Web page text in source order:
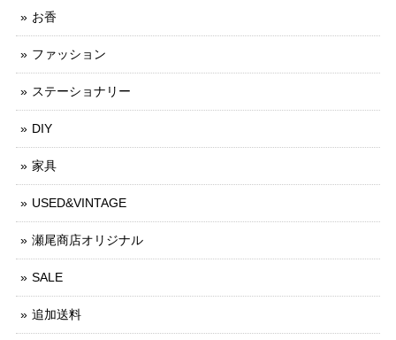
お香
ファッション
ステーショナリー
DIY
家具
USED&VINTAGE
瀬尾商店オリジナル
SALE
追加送料